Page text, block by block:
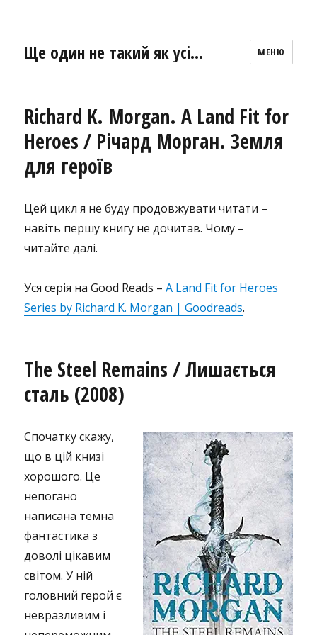
Ще один не такий як усі… МЕНЮ
Richard K. Morgan. A Land Fit for
Heroes / Річард Морган. Земля
для героїв
Цей цикл я не буду продовжувати читати –
навіть першу книгу не дочитав. Чому –
читайте далі.
Уся серія на Good Reads –A Land Fit for Heroes
Series by Richard K. Morgan | Goodreads.
The Steel Remains / Лишається
сталь (2008)
Спочатку скажу,
що в цій книзі
хорошого. Це
непогано
написана темна
фантастика з
доволі цікавим
світом. У ній
головний герой є
невразливим і